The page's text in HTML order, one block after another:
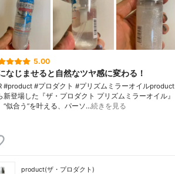
5.00
なじませると自然なツヤ感に変わる！
#product #プロダクト #プリズムミラーオイルproduct
新登場した『ザ・プロダクト プリズムミラーオイル』
“似合う”を叶える、パーソ…続きを見る
product(ザ・プロダクト)